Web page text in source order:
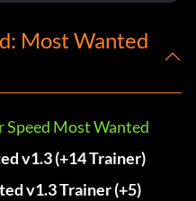
Most Wanted
Speed Most Wanted
v1.3 (+14 Trainer)
v1.3 Trainer (+5)